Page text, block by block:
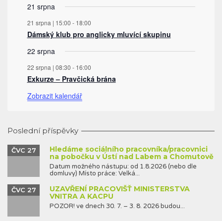
21 srpna
21 srpna | 15:00 - 18:00
Dámský klub pro anglicky mluvící skupinu
22 srpna
22 srpna | 08:30 - 16:00
Exkurze – Pravčická brána
Zobrazit kalendář
Poslední příspěvky
Hledáme sociálního pracovníka/pracovnici
na pobočku v Ústí nad Labem a Chomutově
ČVC 27
Datum možného nástupu: od 1.8.2026 (nebo dle
domluvy) Místo práce: Velká...
UZAVŘENÍ PRACOVIŠŤ MINISTERSTVA
VNITRA A KACPU
ČVC 27
POZOR! ve dnech 30. 7. – 3. 8. 2026 budou...